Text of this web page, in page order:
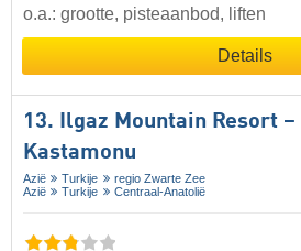
o.a.: grootte, pisteaanbod, liften
Details
13. Ilgaz Mountain Resort –
Kastamonu
Azië Turkije
regio Zwarte Zee
Azië
Turkije Centraal-Anatolië